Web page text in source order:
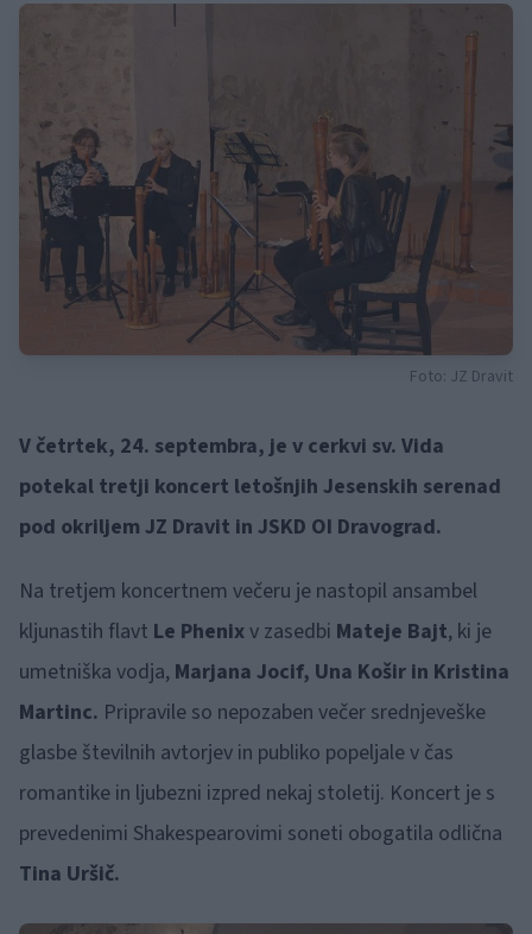
Foto: JZ Dravit
V četrtek, 24. septembra, je v cerkvi sv. Vida
potekal tretji koncert letošnjih Jesenskih serenad
pod okriljem JZ Dravit in JSKD OI Dravograd.
Na tretjem koncertnem večeru je nastopil ansambel
kljunastih flavt Le Phenixv zasedbi Mateje Bajt, ki je
umetniška vodja, Marjana Jocif, Una Košir in Kristina
Martinc. Pripravile so nepozaben večer srednjeveške
glasbe številnih avtorjev in publiko popeljale v čas
romantike in ljubezni izpred nekaj stoletij. Koncert je s
prevedenimi Shakespearovimi soneti obogatila odlična
Tina Uršič.